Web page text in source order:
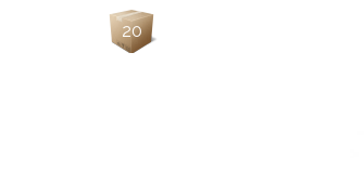
20